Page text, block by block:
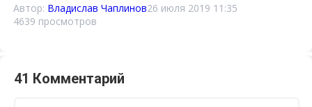
Автор: Владислав Чаплинов26 июля 2019 11:35
4639 просмотров
41 Комментарий